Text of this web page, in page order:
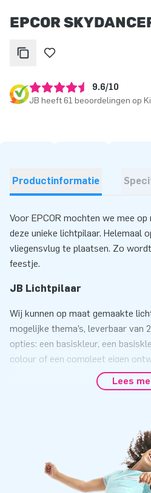
EPCOR
9.6/10
JB heeft 61 beoordelingen op
Productinformatie
Voor EPCOR mochten we mee
deze unieke lichtpilaar. Helemaal
vliegensvlug te plaatsen. Zo
feestje.
JB Lichtpilaar
Wij kunnen op maat gemaakte
mogelijke thema’s, leverbaar van
opties: een basiskleur, een
colour of een compleet eigen
in kosten en hebben een groot
alles is mogelijk met deze unieke
standaard is leverbaar van 2 t/m
doorsnede van 47 cm. De
t/m 8 meter en heeft een
Wil je meer informatie over de op
Lees